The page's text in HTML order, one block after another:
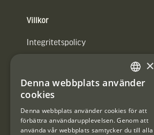
Villkor
Integritetspolicy
#Interjaktfamily
Kundklubb
SWEDISH
×
Denna webbplats använder
cookies
Denna webbplats använder cookies för att
förbättra användarupplevelsen. Genom att
använda vår webbplats samtycker du till alla